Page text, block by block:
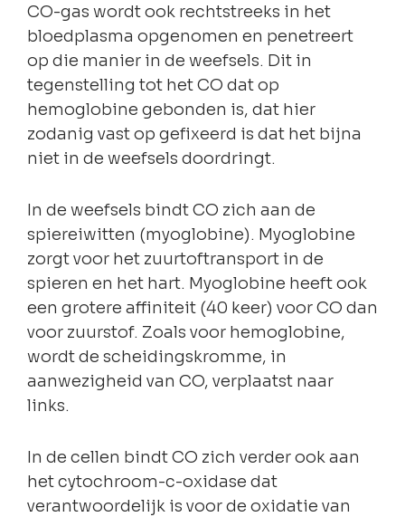
CO-gas wordt ook rechtstreeks in het
bloedplasma opgenomen en penetreert
op die manier in de weefsels. Dit in
tegenstelling tot het CO dat op
hemoglobine gebonden is, dat hier
zodanig vast op gefixeerd is dat het bijna
niet in de weefsels doordringt.
In de weefsels bindt CO zich aan de
spiereiwitten (myoglobine). Myoglobine
zorgt voor het zuurtoftransport in de
spieren en het hart. Myoglobine heeft ook
een grotere affiniteit (40 keer) voor CO dan
voor zuurstof. Zoals voor hemoglobine,
wordt de scheidingskromme, in
aanwezigheid van CO, verplaatst naar
links.
In de cellen bindt CO zich verder ook aan
het cytochroom-c-oxidase dat
verantwoordelijk is voor de oxidatie van